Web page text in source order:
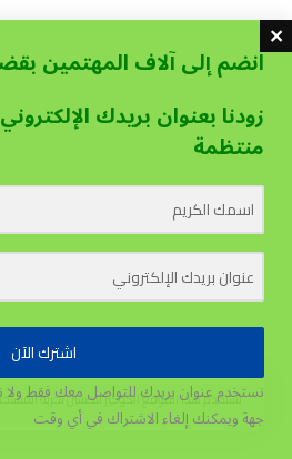
يستخدم هذا الموقع الكوكيز لتحسين تجربة
انضم إلى آلاف المهتمين
زودنا بعنوان بريدك
منتظمة
اشترك الآن
نستخدم عنوان بريدك للتواصل معك فقط
جهةويمكنك إلغاء الاشتراك في أي وقت